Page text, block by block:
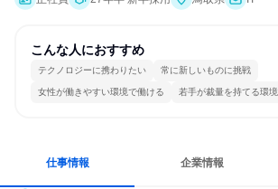
こんな人におすすめ
テクノロジーに携わりたい 常に新しいものに挑戦
女性が働きやすい環境で働ける 若手が裁量を持てる環境
仕事情報 企業情報